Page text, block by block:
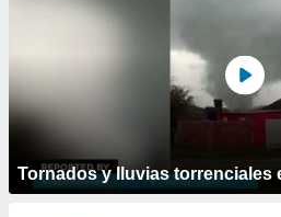
Tornados y lluvias torrenciales